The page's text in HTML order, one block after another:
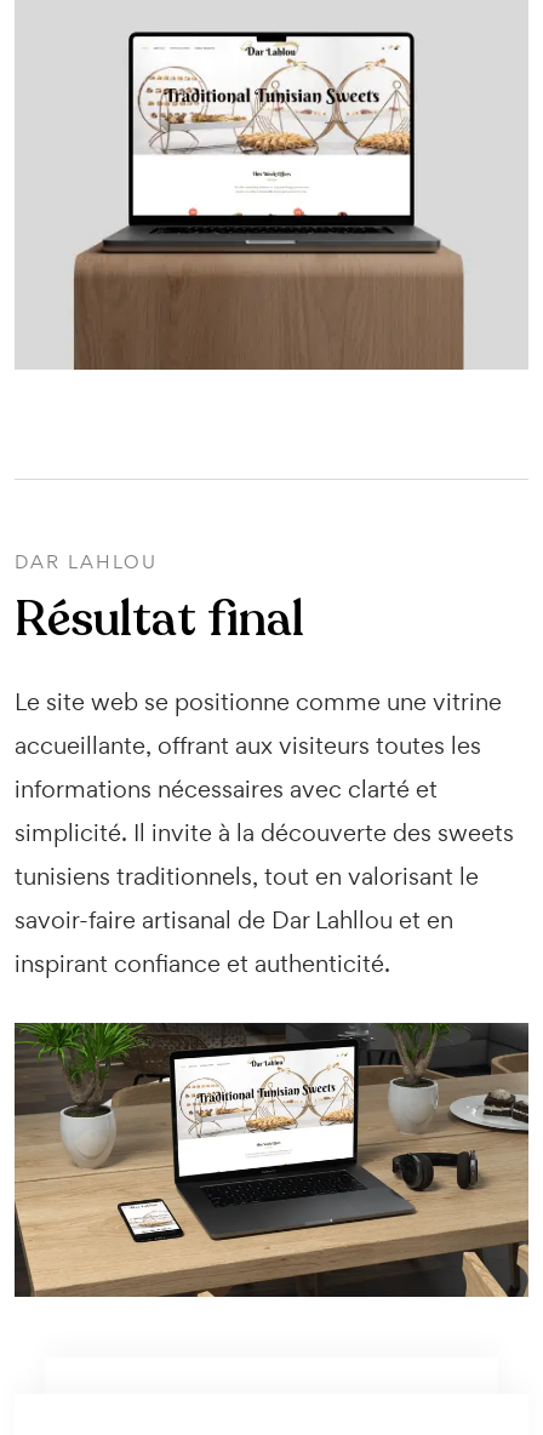
DAR LAHLOU
Résultat final
Le site web se positionne comme une vitrine
accueillante, offrant aux visiteurs toutes les
informations nécessaires avec clarté et
simplicité. Il invite à la découverte des sweets
tunisiens traditionnels, tout en valorisant le
savoir-faire artisanal de Dar Lahllou et en
inspirant confiance et authenticité.